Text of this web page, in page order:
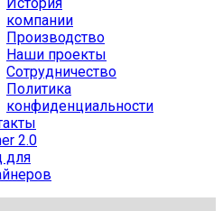
компании
Производство
Наши проекты
Сотрудничество
Политика
конфиденциальности
2.0
для